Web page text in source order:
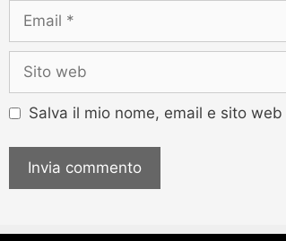
Salva il mio nome, email e sito